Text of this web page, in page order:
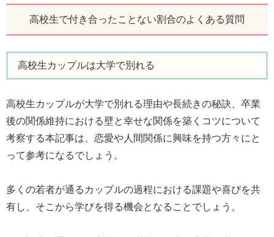
高校生で付き合ったことない割合のよくある質問
高校生カップルは大学で別れる
高校生カップルが大学で別れる理由や長続きの秘訣、卒業
後の関係維持における壁と幸せな関係を築くコツについて
考察する本記事は、恋愛や人間関係に興味を持つ方々にと
って参考になるでしょう。
多くの若者が通るカップルの過程における課題や喜びを共
有し、そこから学びを得る機会となることでしょう。